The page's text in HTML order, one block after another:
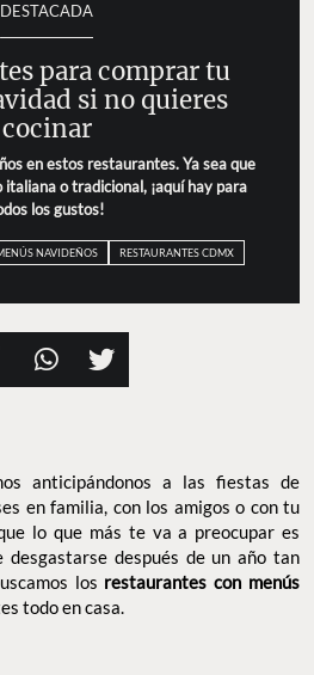
DESTACADA
para comprar tu
si no quieres
cocinar
en estos restaurantes. Ya sea que
o tradicional, ¡aquí hay para
los gustos!
NAVIDEÑOS RESTAURANTES CDMX
anticipándonos a las fiestas de
en familia, con los amigos o con tu
lo que más te va a preocupar es
después de un año tan
los restaurantes con menús
todo en casa.